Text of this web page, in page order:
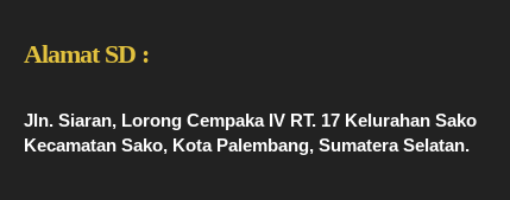
Alamat SD :
Jln. Siaran, Lorong Cempaka IV RT. 17 Kelurahan Sako
Kecamatan Sako, Kota Palembang, Sumatera Selatan.